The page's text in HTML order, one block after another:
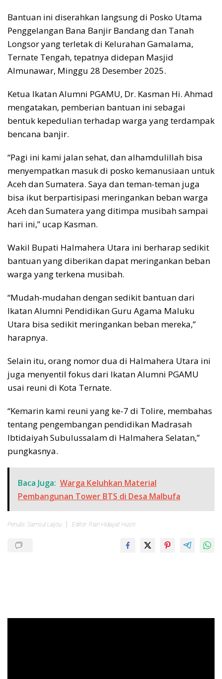
Bantuan ini diserahkan langsung di Posko Utama
Penggelangan Bana Banjir Bandang dan Tanah
Longsor yang terletak di Kelurahan Gamalama,
Ternate Tengah, tepatnya didepan Masjid
Almunawar, Minggu 28 Desember 2025.
Ketua Ikatan Alumni PGAMU, Dr. Kasman Hi. Ahmad
mengatakan, pemberian bantuan ini sebagai
bentuk kepedulian terhadap warga yang terdampak
bencana banjir.
“Pagi ini kami jalan sehat, dan alhamdulillah bisa
menyempatkan masuk di posko kemanusiaan untuk
Aceh dan Sumatera. Saya dan teman-teman juga
bisa ikut berpartisipasi meringankan beban warga
Aceh dan Sumatera yang ditimpa musibah sampai
hari ini,” ucap Kasman.
Wakil Bupati Halmahera Utara ini berharap sedikit
bantuan yang diberikan dapat meringankan beban
warga yang terkena musibah.
“Mudah-mudahan dengan sedikit bantuan dari
Ikatan Alumni Pendidikan Guru Agama Maluku
Utara bisa sedikit meringankan beban mereka,”
harapnya.
Selain itu, orang nomor dua di Halmahera Utara ini
juga menyentil fokus dari Ikatan Alumni PGAMU
usai reuni di Kota Ternate.
“Kemarin kami reuni yang ke-7 di Tolire, membahas
tentang pengembangan pendidikan Madrasah
Ibtidaiyah Subulussalam di Halmahera Selatan,”
pungkasnya.
Baca Juga: Warga Keluhkan Material
Pembangunan Tower BTS di Desa Malbufa
Penulis: Samsul Laijou Editor: Rian Hidayat Husni